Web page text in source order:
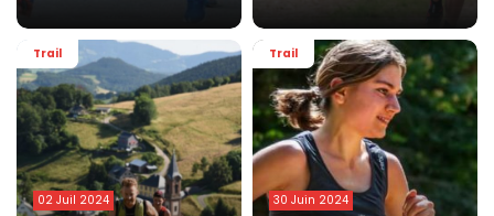
Trail
02 Juil 2024
Trail
30 Juin 2024